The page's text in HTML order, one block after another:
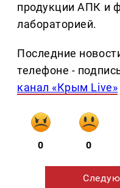
продукции АПК и
лабораторией.
Последние
телефоне -
канал «Крым Live»
0 0